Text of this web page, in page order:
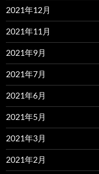
2021年12月
2021年11月
2021年9月
2021年7月
2021年6月
2021年5月
2021年3月
2021年2月